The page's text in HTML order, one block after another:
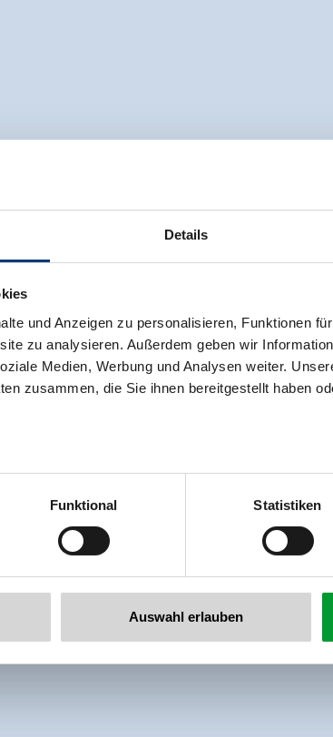
Details
und Anzeigen zu personalisieren, Funktionen
zu analysieren. Außerdem geben wir
Medien, Werbung und Analysen weiter.
zusammen, die Sie ihnen bereitgestellt haben
& Co KG
Funktional Statistiken
Auswahl erlauben